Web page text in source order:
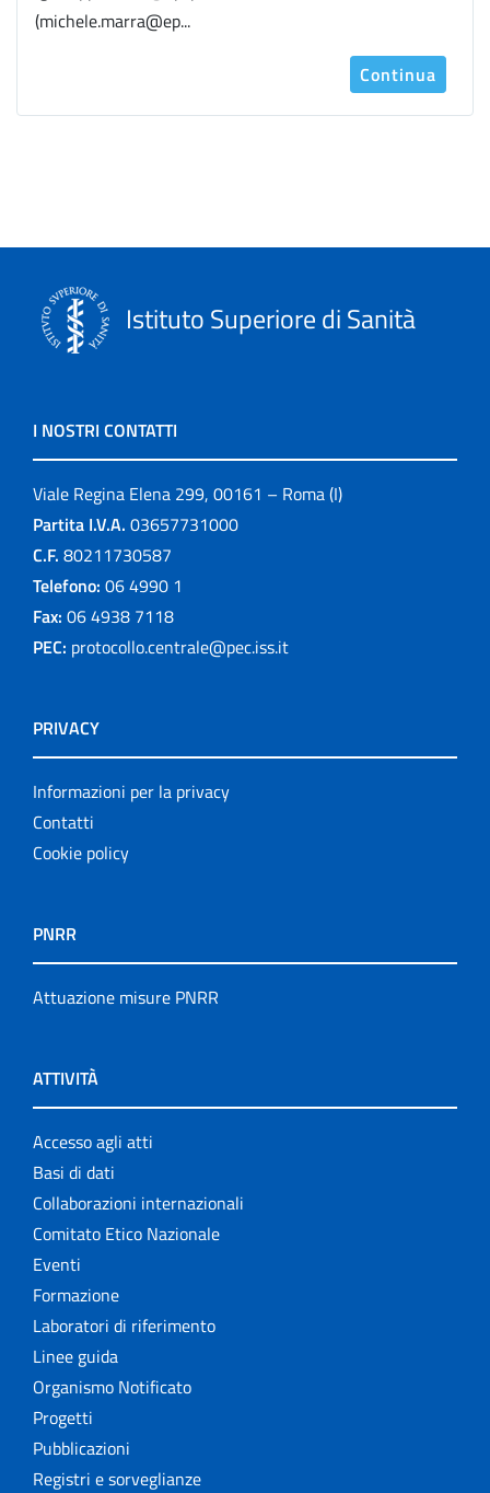
(michele.marra@ep...
Continua
Istituto Superiore di Sanità
I NOSTRI CONTATTI
Viale Regina Elena 299, 00161 – Roma (I)
Partita I.V.A. 03657731000
C.F. 80211730587
Telefono: 06 4990 1
Fax: 06 4938 7118
PEC: protocollo.centrale@pec.iss.it
PRIVACY
Informazioni per la privacy
Contatti
Cookie policy
PNRR
Attuazione misure PNRR
ATTIVITÀ
Accesso agli atti
Basi di dati
Collaborazioni internazionali
Comitato Etico Nazionale
Eventi
Formazione
Laboratori di riferimento
Linee guida
Organismo Notificato
Progetti
Pubblicazioni
Registri e sorveglianze